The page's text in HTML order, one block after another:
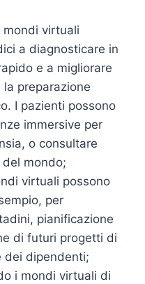
mondi virtuali
a diagnosticare in
e a migliorare
preparazione
I pazienti possono
immersive per
o consultare
del mondo;
virtuali possono
per
pianificazione
di futuri progetti di
dei dipendenti;
i mondi virtuali di